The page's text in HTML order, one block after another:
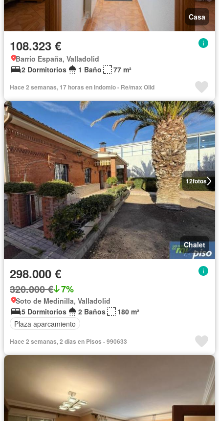
Casa
108.323 €
Barrio España, Valladolid
2 Dormitorios
1 Baño 77 m²
Hace 2 semanas, 17 horas en Indomio - Re/max Olid
12fotos
Chalet
298.000 €
320.000 € 7%
Soto de Medinilla, Valladolid
5 Dormitorios
2 Baños
180 m²
Plaza aparcamiento
Hace 2 semanas, 2 días en Pisos - 990633